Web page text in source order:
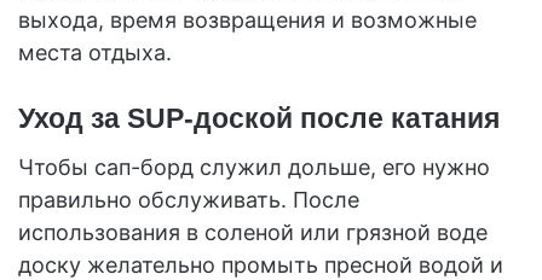
выхода, время возвращения и возможные
места отдыха.
Уход за SUP-доской после катания
Чтобы сап-борд служил дольше, его нужно
правильно обслуживать. После
использования в соленой или грязной воде
доску желательно промыть пресной водой и